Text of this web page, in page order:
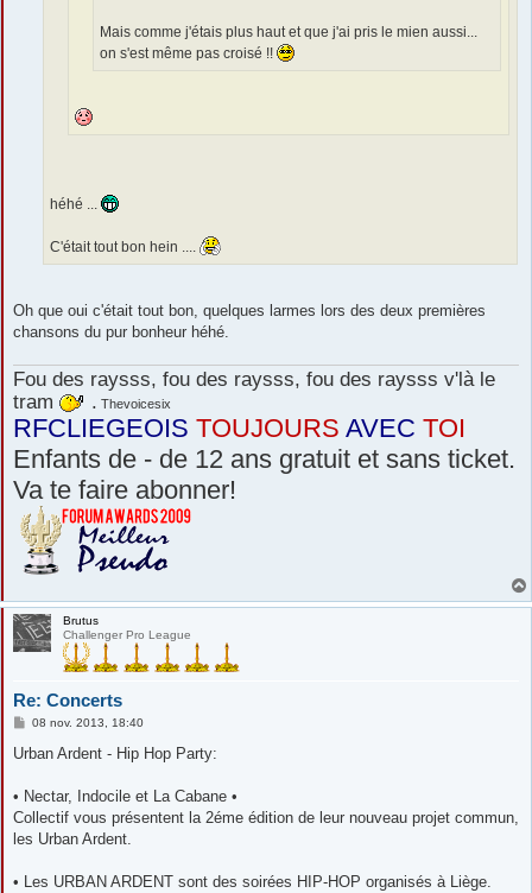
Mais comme j'étais plus haut et que j'ai pris le mien aussi...
on s'est même pas croisé !!
héhé ...
C'était tout bon hein ....
Oh que oui c'était tout bon, quelques larmes lors des deux premières
chansons du pur bonheur héhé.
Fou des raysss, fou des raysss, fou des raysss v'là le
tram
. Thevoicesix
RFCLIEGEOIS TOUJOURS AVEC TOI
Enfants de - de 12 ans gratuit et sans ticket.
Va te faire abonner!
Brutus
Challenger Pro League
Re: Concerts
M
s
g
08 nov. 2013, 18:40
Urban Ardent - Hip Hop Party:
• Nectar, Indocile et La Cabane •
Collectif vous présentent la 2éme édition de leur nouveau projet commun,
les Urban Ardent.
• Les URBAN ARDENT sont des soirées HIP-HOP organisés à Liège.